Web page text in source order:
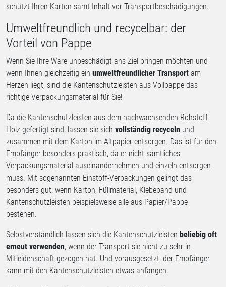
schützt Ihren Karton samt Inhalt vor Transportbeschädigungen.
Umweltfreundlich und recycelbar: der
Vorteil von Pappe
Wenn Sie Ihre Ware unbeschädigt ans Ziel bringen möchten und
wenn Ihnen gleichzeitig ein umweltfreundlicher Transport am
Herzen liegt, sind die Kantenschutzleisten aus Vollpappe das
richtige Verpackungsmaterial für Sie!
Da die Kantenschutzleisten aus dem nachwachsenden Rohstoff
Holz gefertigt sind, lassen sie sich vollständig recyceln und
zusammen mit dem Karton im Altpapier entsorgen. Das ist für den
Empfänger besonders praktisch, da er nicht sämtliches
Verpackungsmaterial auseinandernehmen und einzeln entsorgen
muss. Mit sogenannten Einstoff-Verpackungen gelingt das
besonders gut: wenn Karton, Füllmaterial, Klebeband und
Kantenschutzleisten beispielsweise alle aus Papier/Pappe
bestehen.
Selbstverständlich lassen sich die Kantenschutzleisten beliebig oft
erneut verwenden, wenn der Transport sie nicht zu sehr in
Mitleidenschaft gezogen hat. Und vorausgesetzt, der Empfänger
kann mit den Kantenschutzleisten etwas anfangen.